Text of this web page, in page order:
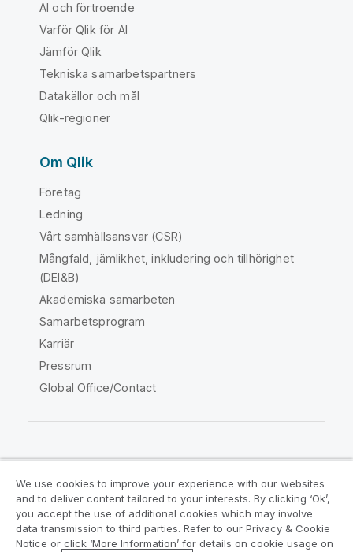
AI och förtroende
Varför Qlik för AI
Jämför Qlik
Tekniska samarbetspartners
Datakällor och mål
Qlik-regioner
Om Qlik
Företag
Ledning
Vårt samhällsansvar (CSR)
Mångfald, jämlikhet, inkludering och tillhörighet
(DEI&B)
Akademiska samarbeten
Samarbetsprogram
Karriär
Pressrum
Global Office/Contact
Juridiska avtal
Produktvillkor
Legal Policies
Legal Policies
We use cookies to improve your experience with our websites
and to deliver content tailored to your interests. By clicking ‘Ok’,
you accept the use of additional cookies which may involve
data transmission to third parties. Refer to our Privacy & Cookie
Notice or click ‘More Information’ for details on cookie usage on